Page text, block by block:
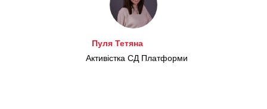
Пуля Тетяна
Активістка СД Платформи